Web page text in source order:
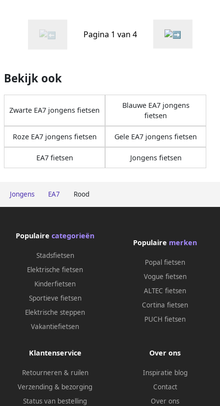
Jongens EA7 Rood
Pagina 1 van 4
Bekijk ook
Zwarte EA7 jongens fietsen
Blauwe EA7 jongens
fietsen
Roze EA7 jongens fietsen Gele EA7 jongens fietsen
EA7 fietsen Jongens fietsen
Populaire categorieën
Stadsfietsen
Elektrische fietsen
Kinderfietsen
Sportieve fietsen
Elektrische steppen
Vakantiefietsen
Populaire merken
Popal fietsen
Vogue fietsen
ALTEC fietsen
Cortina fietsen
PUCH fietsen
Klantenservice
Retourneren & ruilen
Verzending & bezorging
Status van bestelling
Over ons
Inspiratie blog
Contact
Over ons